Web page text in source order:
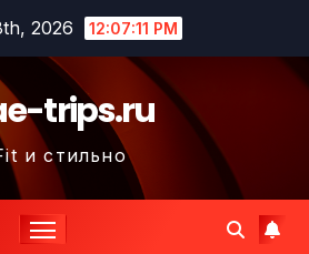
2026 12:07:12 PM
trips.ru
и стильно